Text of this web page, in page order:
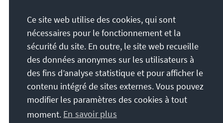
stehen gut.
[1] IRI (2026): Public Opinion Survey: Residents of
Armenia | May 2026, Abruf: Juni 2026.
[2] Alle in diesem Absatz zitierten Zahlen beziehen
sich auf die IRI-Studie ebd.
[3] Ebd.
Ce site web utilise des cookies, qui sont
nécessaires pour le fonctionnement et la
sécurité du site. En outre, le site web recueille
des données anonymes sur les utilisateurs à
des fins d’analyse statistique et pour afficher le
contenu intégré de sites externes. Vous pouvez
modifier les paramètres des cookies à tout
moment. En savoir plus